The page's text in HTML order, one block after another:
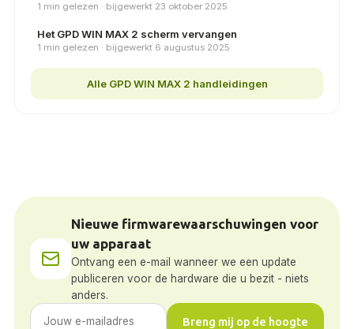
1 min gelezen · bijgewerkt 23 oktober 2025
Het GPD WIN MAX 2 scherm vervangen
1 min gelezen · bijgewerkt 6 augustus 2025
Alle GPD WIN MAX 2 handleidingen
Nieuwe firmwarewaarschuwingen voor
uw apparaat
Ontvang een e-mail wanneer we een update
publiceren voor de hardware die u bezit - niets
anders.
Breng mij op de hoogte